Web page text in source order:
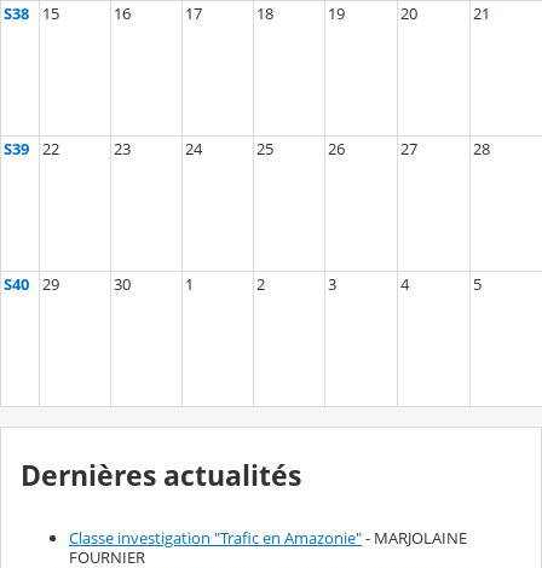
S38 15 16 17 18 19 20 21
S39 22 23 24 25 26 27 28
S40 29 30 1 2 3 4 5
Dernières actualités
Classe investigation "Trafic en Amazonie"- MARJOLAINE
FOURNIER